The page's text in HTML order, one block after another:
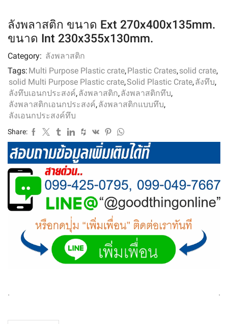
ลังพลาสติก ขนาด Ext 270x400x135mm.
ขนาด Int 230x355x130mm.
Category: ลังพลาสติก
Tags: Multi Purpose Plastic crate,Plastic Crates,solid crate,
solid Multi Purpose Plastic crate,Solid Plastic Crate,ลังทึบ,
ลังทึบเอนกประสงค์,ลังพลาสติก,ลังพลาสติกทึบ,
ลังพลาสติกเอนกประสงค์,ลังพลาสติกแบบทึบ,
ลังเอนกประสงค์ทึบ
Share:
. .